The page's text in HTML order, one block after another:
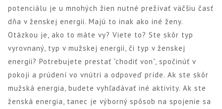
potenciálu je u mnohých žien nutné prežívať väčšiu časť
dňa v ženskej energii. Majú to inak ako iné ženy.
Otázkou je, ako to máte vy? Viete to? Ste skôr typ
vyrovnaný, typ v mužskej energii, či typ v ženskej
energii? Potrebujete prestať “chodiť von”, spočinúť v
pokoji a prúdení vo vnútri a odpoveď príde. Ak ste skôr
mužská energia, budete vyhľadávať iné aktivity. Ak ste
ženská energia, tanec je výborný spôsob na spojenie sa